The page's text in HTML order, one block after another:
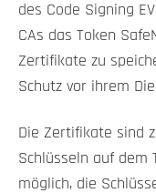
des Code Signing
CAs das Token
Zertifikate zu
Schutz vor ihrem
Die Zertifikate sind
Schlüsseln auf dem
möglich, die